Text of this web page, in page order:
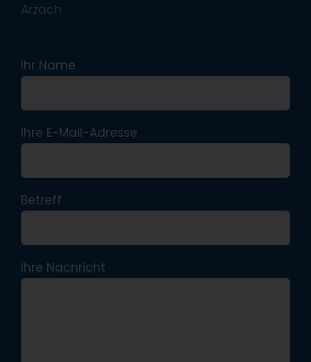
Arzach
Ihr Name
Ihre E-Mail-Adresse
Betreff
Ihre Nachricht